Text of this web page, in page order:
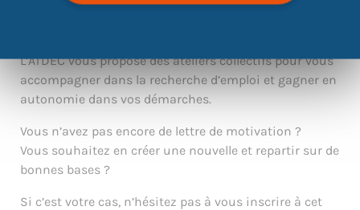
VOUS SOUHAITEZ APPRENDRE À FAIRE UNE LETTRE DE
L’ATDEC vous propose des ateliers collectifs pour vous
accompagner dans la recherche d’emploi et gagner en
autonomie dans vos démarches.
Vous n’avez pas encore de lettre de motivation ?
Vous souhaitez en créer une nouvelle et repartir sur de
bonnes bases ?
Si c’est votre cas, n’hésitez pas à vous inscrire à cet